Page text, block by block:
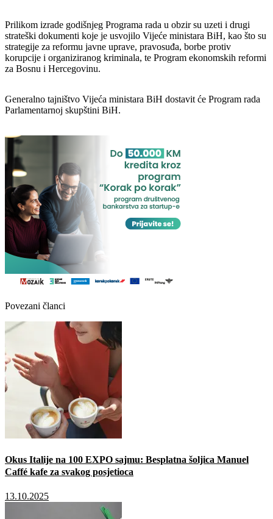
Prilikom izrade godišnjeg Programa rada u obzir su uzeti i drugi
strateški dokumenti koje je usvojilo Vijeće ministara BiH, kao što su
strategije za reformu javne uprave, pravosuđa, borbe protiv
korupcije i organiziranog kriminala, te Program ekonomskih reformi
za Bosnu i Hercegovinu.
Generalno tajništvo Vijeća ministara BiH dostavit će Program rada
Parlamentarnoj skupštini BiH.
Povezani članci
Okus Italije na 100 EXPO sajmu: Besplatna šoljica Manuel
Caffé kafe za svakog posjetioca
13.10.2025